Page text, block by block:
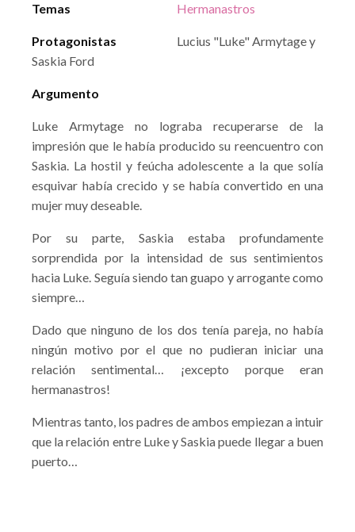
Temas Hermanastros
Protagonistas
Lucius "Luke" Armytage y
Saskia Ford
Argumento
Luke Armytage no lograba recuperarse de la
impresión que le había producido su reencuentro con
Saskia. La hostil y feúcha adolescente a la que solía
esquivar había crecido y se había convertido en una
mujer muy deseable.
Por su parte, Saskia estaba profundamente
sorprendida por la intensidad de sus sentimientos
hacia Luke. Seguía siendo tan guapo y arrogante como
siempre…
Dado que ninguno de los dos tenía pareja, no había
ningún motivo por el que no pudieran iniciar una
relación sentimental… ¡excepto porque eran
hermanastros!
Mientras tanto, los padres de ambos empiezan a intuir
que la relación entre Luke y Saskia puede llegar a buen
puerto…